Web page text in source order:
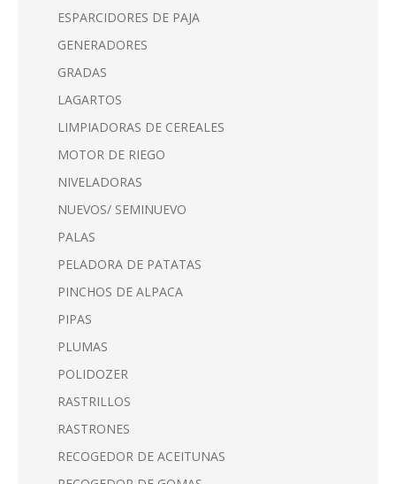
ESPARCIDORES DE PAJA
GENERADORES
GRADAS
LAGARTOS
LIMPIADORAS DE CEREALES
MOTOR DE RIEGO
NIVELADORAS
NUEVOS/ SEMINUEVO
PALAS
PELADORA DE PATATAS
PINCHOS DE ALPACA
PIPAS
PLUMAS
POLIDOZER
RASTRILLOS
RASTRONES
RECOGEDOR DE ACEITUNAS